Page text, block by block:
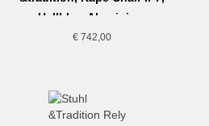
Hellblau-Aluminium
€742,00